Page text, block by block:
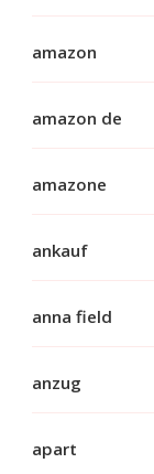
amazon
amazon de
amazone
ankauf
anna field
anzug
apart